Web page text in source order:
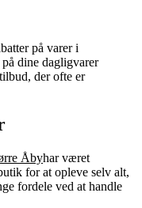
på varer i
dine dagligvarer
der ofte er
Åbyhar været
for at opleve selv alt,
fordele ved at handle